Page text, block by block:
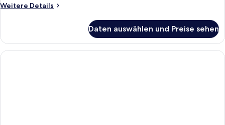
Weitere Details
Weitere
Daten auswählen und Preise sehen